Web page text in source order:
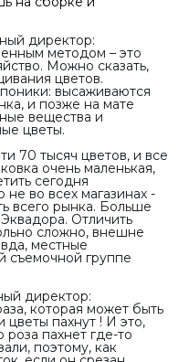
директор:
методом – это
Можно сказать,
цветов.
высаживаются
и позже на мате
вещества и
цветы.
70 тысяч цветов, и все
очень маленькая,
сегодня
во всех магазинах -
всего рынка. Больше
Отличить
сложно, внешне
местные
съемочной группе
директор:
которая может быть
пахнут ! И это,
роза пахнет где-то
поэтому, как